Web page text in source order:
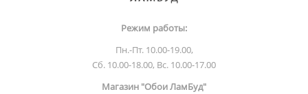
Режим работы:
Пн.-Пт. 10.00-19.00,
Сб. 10.00-18.00, Вс. 10.00-17.00
Магазин "Обои ЛамБуд"